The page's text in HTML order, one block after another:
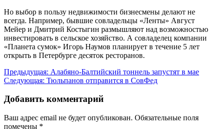
Но выбор в пользу недвижимости бизнесмены делают не
всегда. Например, бывшие совладельцы «Ленты» Август
Мейер и Дмитрий Костыгин размышляют над возможностью
инвестировать в сельское хозяйство. А совладелец компании
«Планета сумок» Игорь Наумов планирует в течение 5 лет
открыть в Петербурге десяток ресторанов.
Навигация
по
записям
Предыдущая: Алабяно-Балтийский тоннель запустят в мае
Следующая: Тюльпанов отправится в СовФед
Добавить комментарий
Ваш адрес email не будет опубликован. Обязательные поля
помечены *